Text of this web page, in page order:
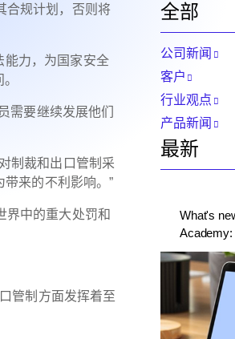
合规计划，否则将
能力，为国家安全
需要继续发展他们
制裁和出口管制采
来的不利影响。”
界中的重大处罚和
管制方面发挥着至
全部
公司新闻
客户
行业观点
产品新闻
最新
What's
Academy: